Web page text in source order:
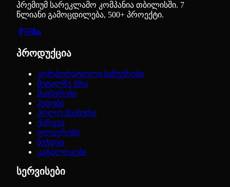
პრემიუმ სარეკლამო კომპანია თბილისში. 7
წლიანი გამოცდილება, 500+ პროექტი.
პროდუქცია
კორპორატიული საჩუქრები
მეტალზე ჭრა
მაისურები
ჰუდები
პოლო მაისური
ქარგვა
ფლაერები
ბეჭდვა
კატალოგები
სერვისები